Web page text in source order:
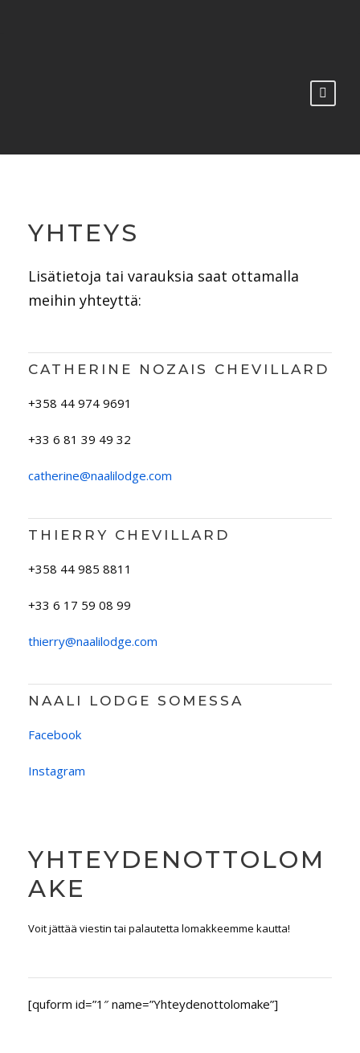
YHTEYS
Lisätietoja tai varauksia saat ottamalla
meihin yhteyttä:
CATHERINE NOZAIS CHEVILLARD
+358 44 974 9691
+33 6 81 39 49 32
catherine@naalilodge.com
THIERRY CHEVILLARD
+358 44 985 8811
+33 6 17 59 08 99
thierry@naalilodge.com
NAALI LODGE SOMESSA
Facebook
Instagram
YHTEYDENOTTOLOM
AKE
Voit jättää viestin tai palautetta lomakkeemme kautta!
[quform id=”1″ name=”Yhteydenottolomake”]